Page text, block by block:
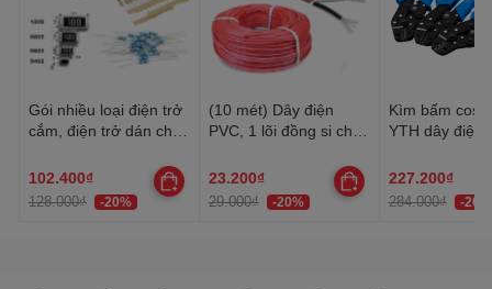
Gói nhiều loại điện trở
cắm, điện trở dán cho
102.400₫
128.000₫ -20%
(10 mét) Dây điện
PVC, 1 lõi đồng si chì,
22AWG
23.200₫
29.000₫ -20%
Kìm bấm cos
YTH dây điện
227.200₫
284.000₫ -20%